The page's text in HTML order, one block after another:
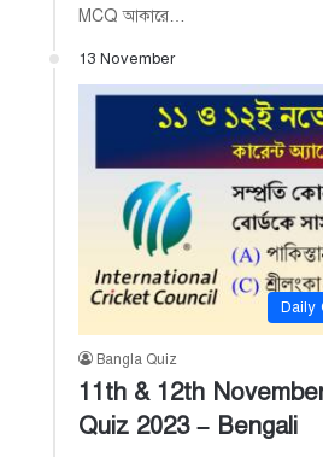
MCQ আকারে…
13 November
Daily
Bangla Quiz
11th & 12th
Quiz 2023 – Bengali